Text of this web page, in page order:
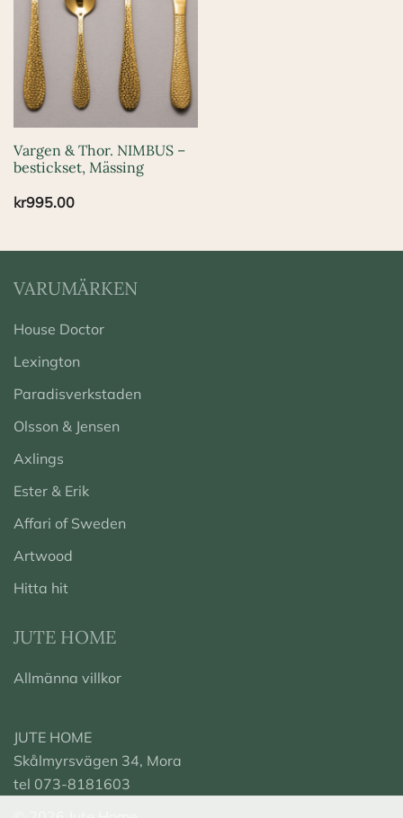
Vargen & Thor. NIMBUS –
bestickset, Mässing
kr995.00
VARUMÄRKEN
House Doctor
Lexington
Paradisverkstaden
Olsson & Jensen
Axlings
Ester & Erik
Affari of Sweden
Artwood
Hitta hit
JUTE HOME
Allmänna villkor
JUTE HOME
Skålmyrsvägen 34, Mora
tel 073-8181603